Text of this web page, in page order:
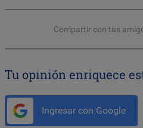
Compartir con tus
Tu opinión enriquece
Ingresar con Google